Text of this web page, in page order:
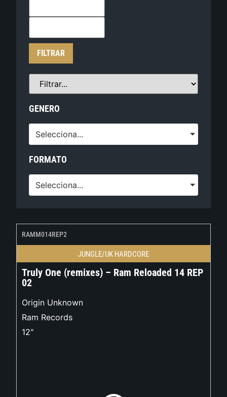
FILTRAR
GENERO
Selecciona...
FORMATO
Selecciona...
RAMM014REP2
JUNGLE/UK HARDCORE
Truly One (remixes) – Ram Reloaded 14 REP
02
Origin Unknown
Ram Records
12"